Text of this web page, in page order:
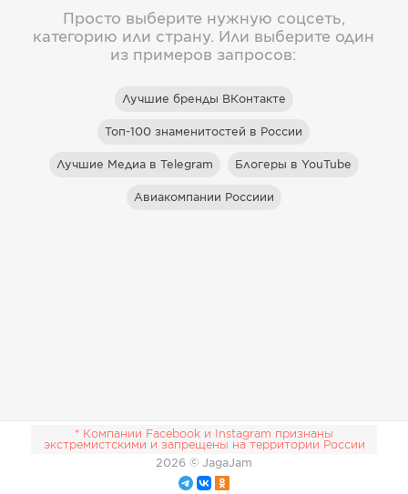
Просто выберите нужную соцсеть,
категорию или страну. Или выберите один
из примеров запросов:
Лучшие бренды ВКонтакте
Топ-100 знаменитостей в России
Лучшие Медиа в Telegram Блогеры в YouTube
Авиакомпании Россиии
* Компании Facebook и Instagram признаны
экстремистскими и запрещены на территории России
2026 © JagaJam